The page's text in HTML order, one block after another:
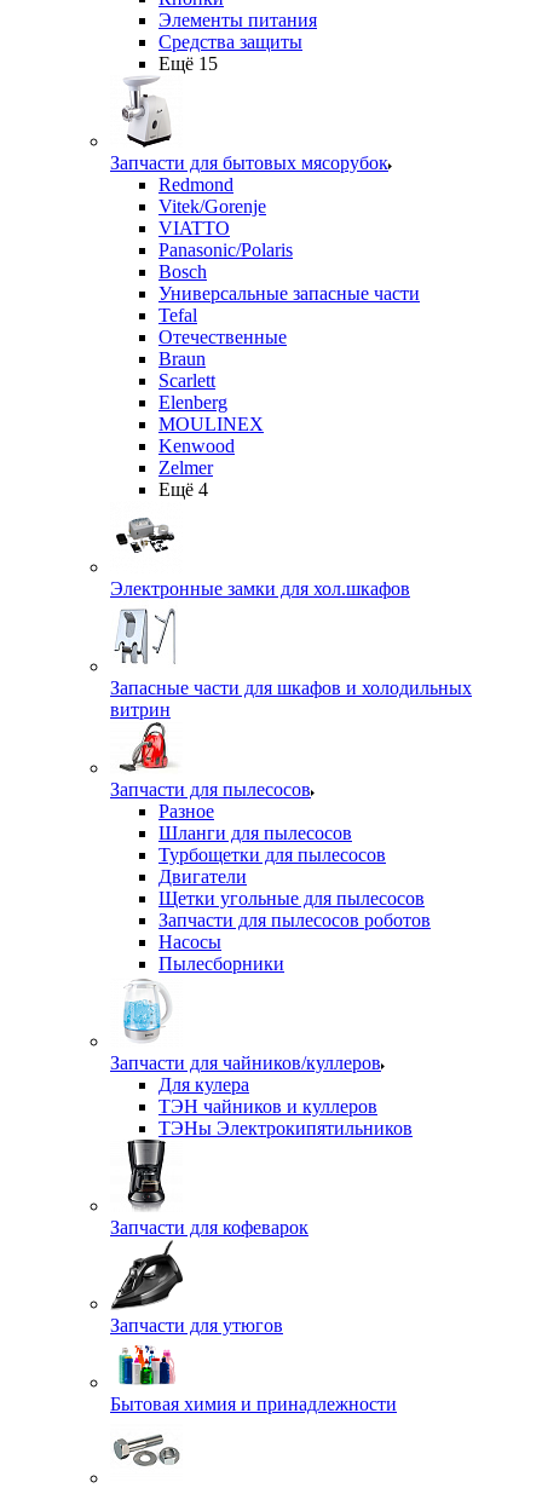
Элементы питания
Средства защиты
Ещё 15
Запчасти для бытовых мясорубок
Redmond
Vitek/Gorenje
VIATTO
Panasonic/Polaris
Bosch
Универсальные запасные части
Tefal
Отечественные
Braun
Scarlett
Elenberg
MOULINEX
Kenwood
Zelmer
Ещё 4
Электронные замки для хол.шкафов
Запасные части для шкафов и холодильных
витрин
Запчасти для пылесосов
Разное
Шланги для пылесосов
Турбощетки для пылесосов
Двигатели
Щетки угольные для пылесосов
Запчасти для пылесосов роботов
Насосы
Пылесборники
Запчасти для чайников/куллеров
Для кулера
ТЭН чайников и куллеров
ТЭНы Электрокипятильников
Запчасти для кофеварок
Запчасти для утюгов
Бытовая химия и принадлежности